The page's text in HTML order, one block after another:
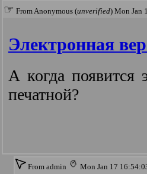
☞ From Anonymous (unverified) Mon Jan
Электронная
А когда появится
печатной?
From admin Mon Jan 17